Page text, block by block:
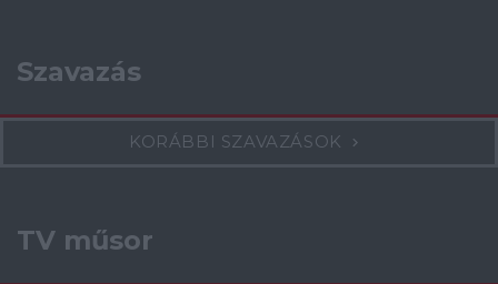
Szavazás
KORÁBBI SZAVAZÁSOK
TV műsor